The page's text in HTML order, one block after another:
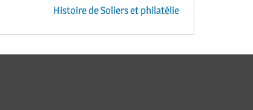
Histoire de Soliers et philatélie